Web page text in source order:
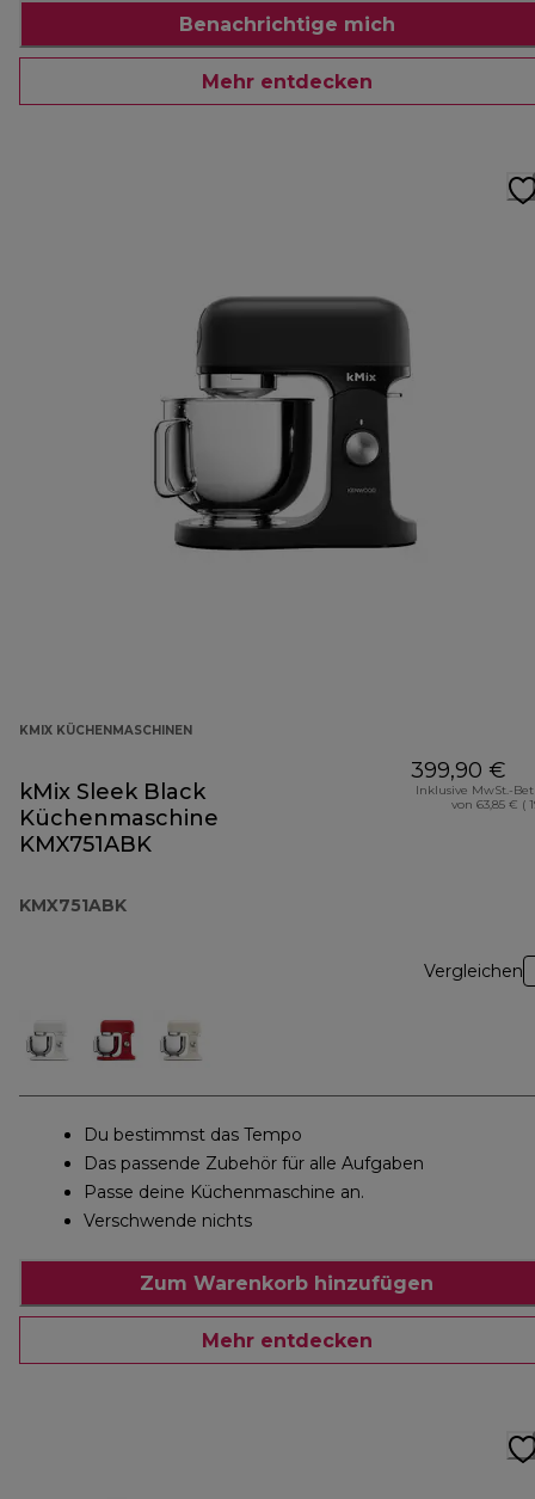
Benachrichtige mich
Mehr entdecken
KMIX KÜCHENMASCHINEN
kMix Sleek Black
Küchenmaschine
KMX751ABK
KMX751ABK
399,90 €
Inklusive MwSt.-
von 63,85 € (
Vergleichen
Du bestimmst das Tempo
Das passende Zubehör für alle Aufgaben
Passe deine Küchenmaschine an.
Verschwende nichts
Zum Warenkorb hinzufügen
Mehr entdecken